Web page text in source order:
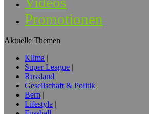
Promotionen
Aktuelle Themen
Klima
Super League
Russland
Gesellschaft & Politik
Bern
Lifestyle